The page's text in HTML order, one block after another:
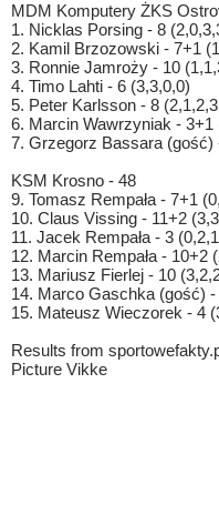
MDM Komputery ŻKS
1. Nicklas Porsing - 8
2. Kamil Brzozowski - 7+1
3. Ronnie Jamroży - 10
4. Timo Lahti - 6 (3,3,0,0)
5. Peter Karlsson - 8
6. Marcin Wawrzyniak - 3+1
7. Grzegorz Bassara (gość)
KSM Krosno - 48
9. Tomasz Rempała - 7+1
10. Claus Vissing - 11+2
11. Jacek Rempała - 3
12. Marcin Rempała - 10+2
13. Mariusz Fierlej - 10
14. Marco Gaschka (gość) -
15. Mateusz Wieczorek - 4
Results from
Picture Vikke